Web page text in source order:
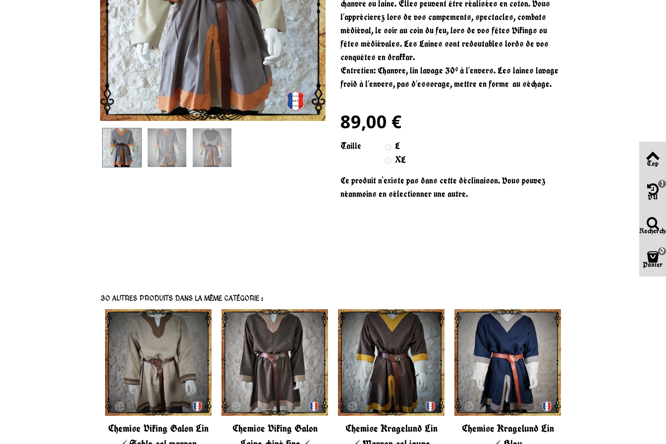
chanvre ou laine. Elles peuvent être réalisées en coton. Vous
l’apprécierez lors de vos campements, spectacles, combats
médiéval, le soir au coin du feu, lors de vos fêtes Vikings ou
fêtes médiévales. Les Laines sont redoutables lords de vos
conquêtes en drakkar.
Entretien: Chanvre, lin lavage 30° à l’envers. Les laines lavage
froid à l’envers, pas d’essorage, mettre en forme au séchage.
89,00 €
Taille
L
XL
Ce produit n'existe pas dans cette déclinaison. Vous pouvez
néanmoins en sélectionner une autre.
30 AUTRES PRODUITS DANS LA MÊME CATÉGORIE :
Chemise Viking Galon Lin
Chemise Viking Galon
Chemise Kragelund Lin
Chemise Kragelund Lin
Top
VU
1
Panier
0